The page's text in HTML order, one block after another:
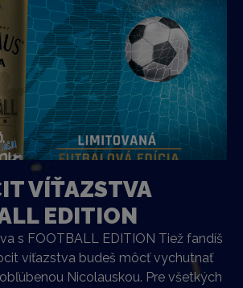
VÍŤAZSTVA
EDITION
s FOOTBALL EDITION Tiež fandíš
víťazstva budeš môcť vychutnať
Nicolauskou. Pre všetkých